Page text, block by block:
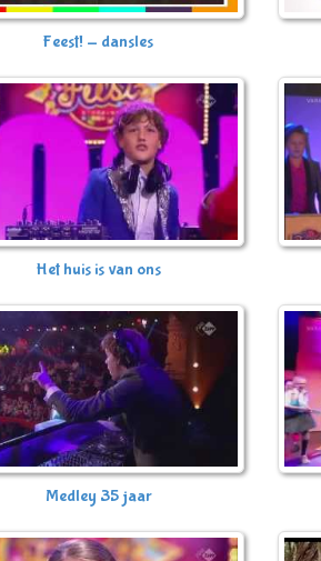
Feest! - dansles
Het huis is van ons
Medley 35 jaar